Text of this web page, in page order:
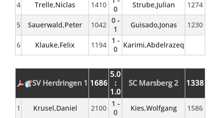
4 Trelle,Niclas 1410
0
Strube,Julian 1274
5 Sauerwald,Peter 1042 0 -
1
Guisado,Jonas 1230
6 Klauke,Felix 1194 1 -
0
Karimi,Abdelrazeq
SV Herdringen 1 1686
5.0
:
1.0
SC Marsberg 2 1338
1 Krusel,Daniel 2100 1 -
0
Kies,Wolfgang 1586